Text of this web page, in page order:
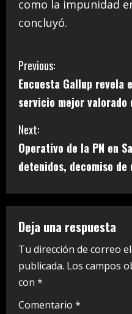
como la impunidad
concluyó.
C
o
n
t
i
n
u
e
R
e
Previous:
Encuesta Gallup revela
servicio mejor valorado
Next:
Operativo de la PN en
detenidos, decomiso
Deja una respuesta
Tu dirección de correo
publicada. Los campos
con *
Comentario *